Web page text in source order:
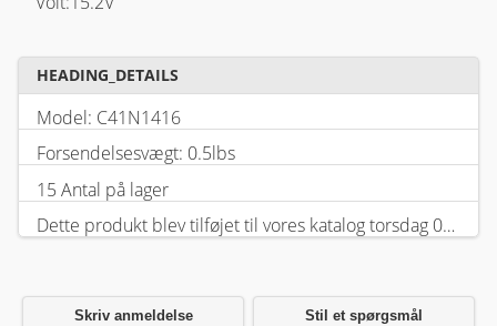
HEADING_DETAILS
Model: C41N1416
Forsendelsesvægt: 0.5lbs
15 Antal på lager
Dette produkt blev tilføjet til vores katalog torsdag 05 februar, 2026.
Skriv anmeldelse Stil et spørgsmål